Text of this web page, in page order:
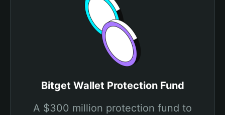
Bitget Wallet Protection Fund
A $300 million protection fund to